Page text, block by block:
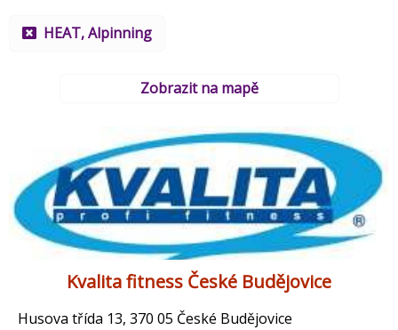
HEAT, Alpinning
Zobrazit na mapě
Kvalita fitness České Budějovice
Husova třída 13, 370 05 České Budějovice